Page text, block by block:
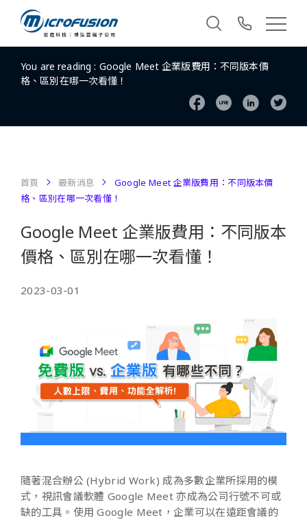
You are reading : Google Meet 企業版費用：不同版本價
格、區別在哪一次看懂！
首頁 最新消息
Google Meet 企業版費用：不同版本價
格、區別在哪一次看懂！
Google Meet 企業版費用：不同版本
價格、區別在哪一次看懂！
2023-03-01
隨著混合辦公 (Hybrid Work) 成為多數企業所採用的模
式，視訊會議軟體 Google Meet 亦成為公司行號不可或
缺的工具。使用 Google Meet，企業可以在遠距會議的